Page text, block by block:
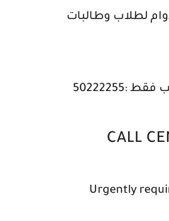
لطلاب وطالبات
CALL
Urgently